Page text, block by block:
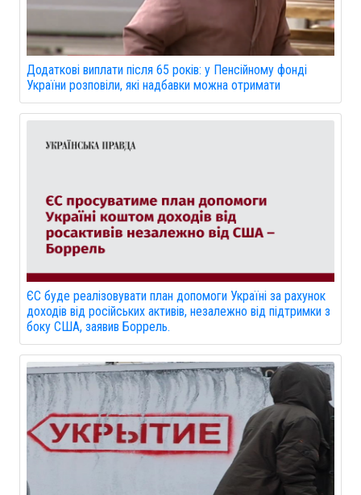
Додаткові виплати після 65 років: у Пенсійному фонді
України розповіли, які надбавки можна отримати
ЄС буде реалізовувати план допомоги Україні за рахунок
доходів від російських активів, незалежно від підтримки з
боку США, заявив Боррель.